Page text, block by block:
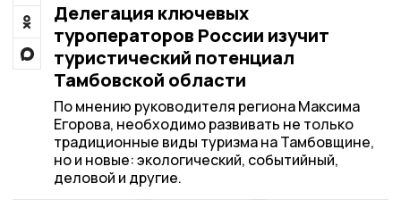
Делегация ключевых
туроператоров России изучит
туристический потенциал
Тамбовской области
По мнению руководителя региона Максима
Егорова, необходимо развивать не только
традиционные виды туризма на Тамбовщине,
но и новые: экологический, событийный,
деловой и другие.